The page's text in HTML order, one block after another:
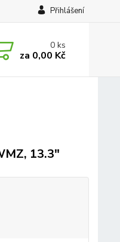
Přihlášení
0ks
za 0,00 Kč
13.3"